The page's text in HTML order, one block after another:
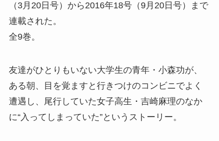
（3月20日号）から2016年18号（9月20日号）まで
連載された。
全9巻。
友達がひとりもいない大学生の青年・小森功が、
ある朝、目を覚ますと行きつけのコンビニでよく
遭遇し、尾行していた女子高生・吉崎麻理のなか
に“入ってしまっていた”というストーリー。